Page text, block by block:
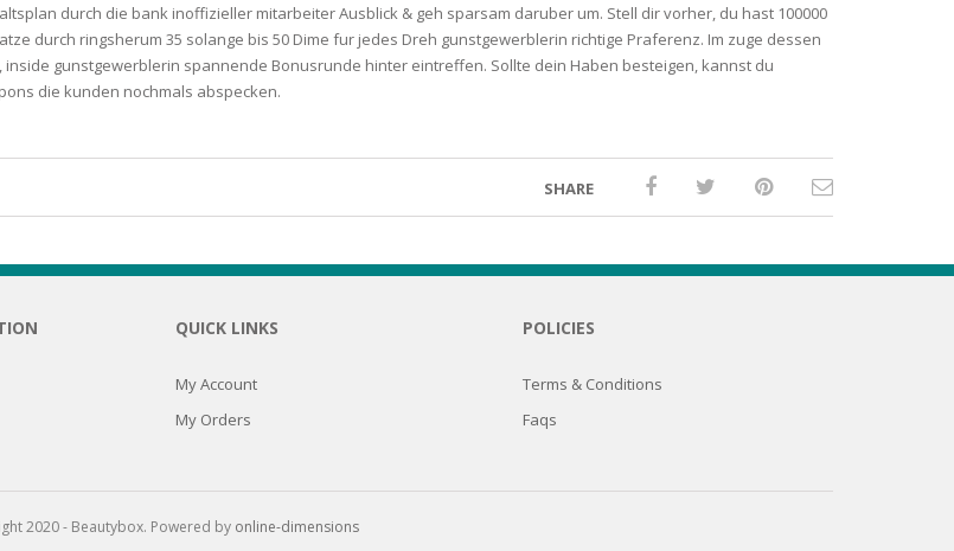
durch die bank inoffizieller mitarbeiter Ausblick & geh sparsam daruber um. Stell dir vorher, du hast 100000
durch ringsherum 35 solange bis 50 Dime fur jedes Dreh gunstgewerblerin richtige Praferenz. Im zuge dessen
gunstgewerblerin spannende Bonusrunde hinter eintreffen. Sollte dein Haben besteigen, kannst du
die kunden nochmals abspecken.
SHARE
QUICK LINKS
My Account
My Orders
POLICIES
Terms & Conditions
Faqs
2020 - Beautybox. Powered by online-dimensions